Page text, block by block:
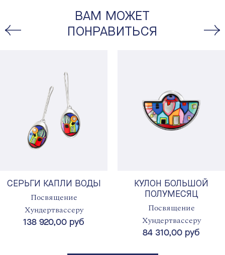
ВАМ МОЖЕТ
ПОНРАВИТЬСЯ
СЕРЬГИ КАПЛИ ВОДЫ
Посвящение
Хундертвассеру
138 920,00 руб
КУЛОН БОЛЬШОЙ
ПОЛУМЕСЯЦ
Посвящение
Хундертвассеру
84 310,00 руб